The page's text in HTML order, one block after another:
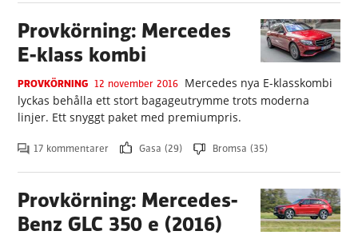
Provkörning: Mercedes
E-klass kombi
PROVKÖRNING 12 november 2016 Mercedes nya E-klasskombi
lyckas behålla ett stort bagageutrymme trots moderna
linjer. Ett snyggt paket med premiumpris.
17 kommentarer Gasa (29) Bromsa (35)
Provkörning: Mercedes-
Benz GLC 350 e (2016)